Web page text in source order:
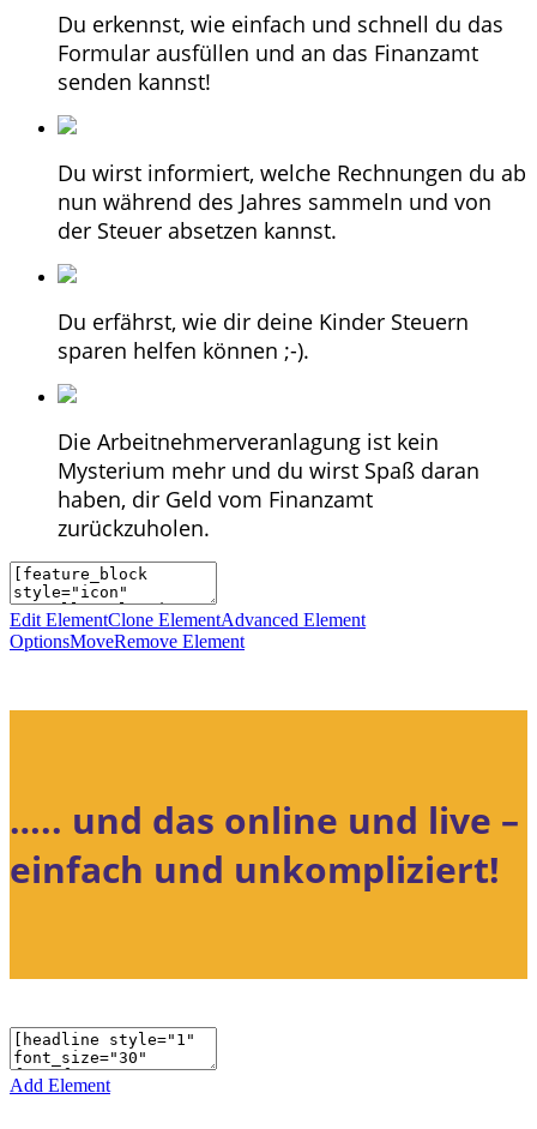
Du erkennst, wie einfach und schnell du das
Formular ausfüllen und an das Finanzamt
senden kannst!
Du wirst informiert, welche Rechnungen du ab
nun während des Jahres sammeln und von
der Steuer absetzen kannst.
Du erfährst, wie dir deine Kinder Steuern
sparen helfen können ;-).
Die Arbeitnehmerveranlagung ist kein
Mysterium mehr und du wirst Spaß daran
haben, dir Geld vom Finanzamt
zurückzuholen.
Edit ElementClone ElementAdvanced Element
OptionsMoveRemove Element
….. und das online und live –
einfach und unkompliziert!
Add Element